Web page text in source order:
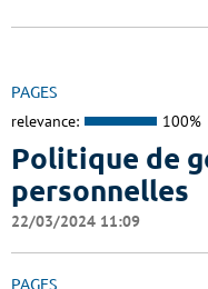
PAGES
relevance: 100%
Politique de
personnelles
22/03/2024 11:09
PAGES